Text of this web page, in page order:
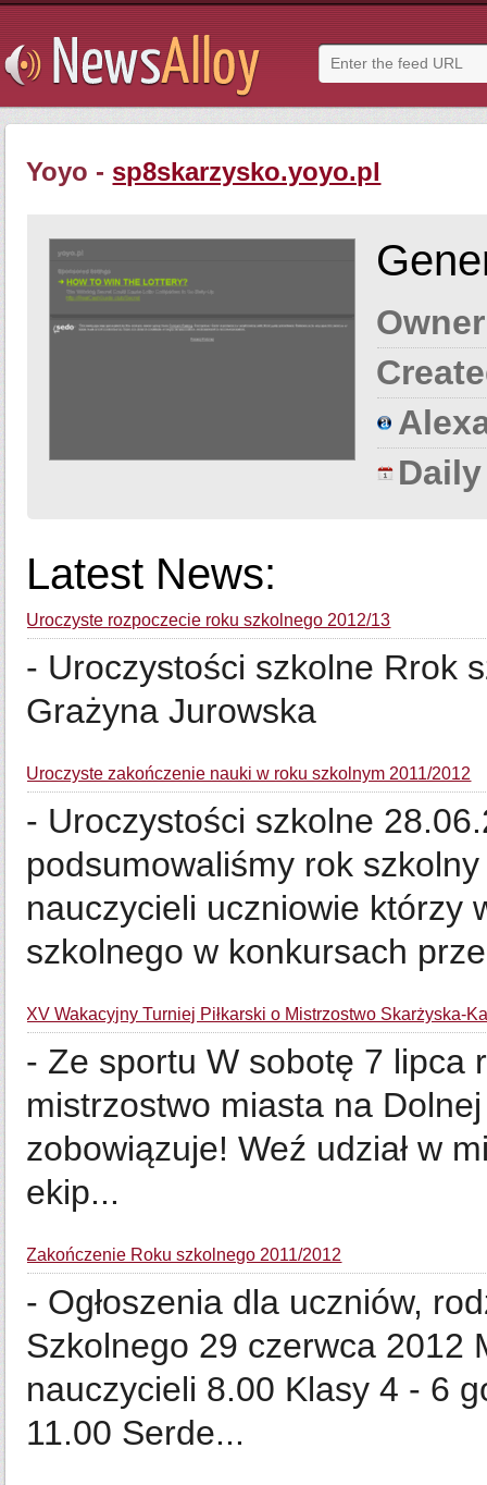
Yoyo - sp8skarzysko.yoyo.pl
Latest News:
Uroczyste rozpoczecie roku szkolnego 2012/13
- Uroczystości szkolne Rrok
Grażyna Jurowska
Uroczyste zakończenie nauki w roku szkolnym 2011/2012
- Uroczystości szkolne
podsumowaliśmy rok
nauczycieli uczniowie którzy
szkolnego w konkursach
XV Wakacyjny Turniej Piłkarski o Mistrzostwo Skarżyska-
- Ze sportu W sobotę 7 lipca
mistrzostwo miasta na
zobowiązuje! Weź udział w
ekip...
Zakończenie Roku szkolnego 2011/2012
- Ogłoszenia dla uczniów,
Szkolnego 29 czerwca 2012
nauczycieli 8.00 Klasy 4 - 6
11.00 Serde...